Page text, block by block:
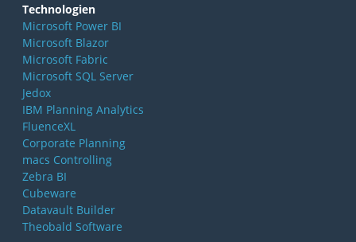
Technologien
Microsoft Power BI
Microsoft Blazor
Microsoft Fabric
Microsoft SQL Server
Jedox
IBM Planning Analytics
FluenceXL
Corporate Planning
macs Controlling
Zebra BI
Cubeware
Datavault Builder
Theobald Software